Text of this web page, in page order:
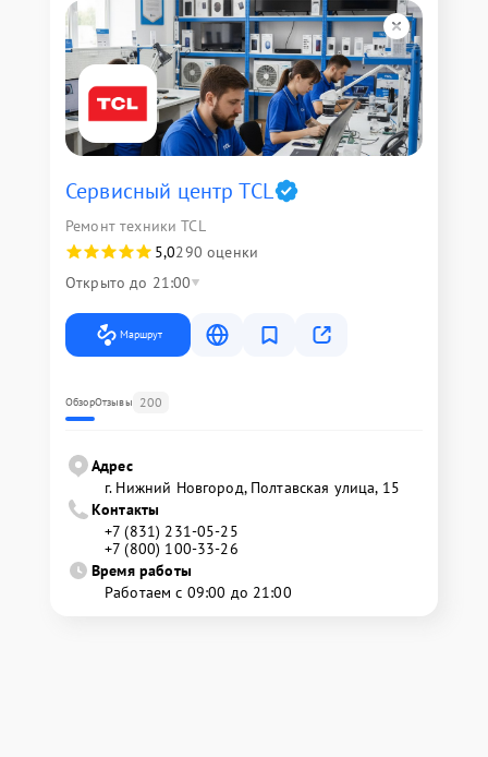
Сервисный центр TCL
Ремонт техники TCL
5,0290 оценки
Открыто до 21:00
Маршрут
ОбзорОтзывы 200
Адрес
г. Нижний Новгород, Полтавская улица, 15
Контакты
+7 (831) 231-05-25
+7 (800) 100-33-26
Время работы
Работаем с 09:00 до 21:00